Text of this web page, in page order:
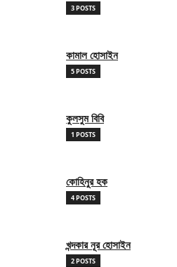
3 POSTS
কামাল হোসাইন
5 POSTS
কুলসুম বিবি
1 POSTS
কোহিনুর হক
4 POSTS
খন্দকার নূর হোসাইন
2 POSTS